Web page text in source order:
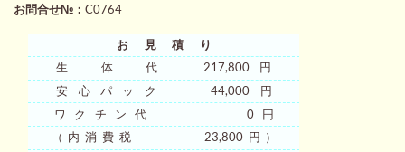
お問合せ№： C0764
お見積り
生 体 代 217,800円
安心パック 44,000円
ワクチン代 0円
（内消費税 23,800円）